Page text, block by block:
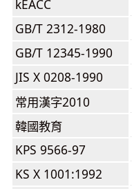
kEACC
GB/T 2312-1980
GB/T 12345-1990
JIS X 0208-1990
常用漢字2010
韓國教育
KPS 9566-97
KS X 1001:1992